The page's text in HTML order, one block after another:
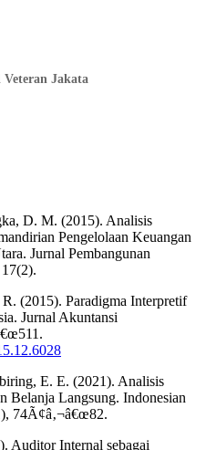
Veteran Jakata
D. M. (2015). Analisis
Pengelolaan Keuangan
Jurnal Pembangunan
(2015). Paradigma Interpretif
Jurnal Akuntansi
E. E. (2021). Analisis
Belanja Langsung. Indonesian
74Ã¢â‚¬â€œ82.
Auditor Internal sebagai